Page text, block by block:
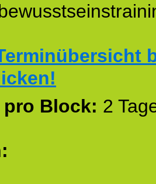
pro Block: 2